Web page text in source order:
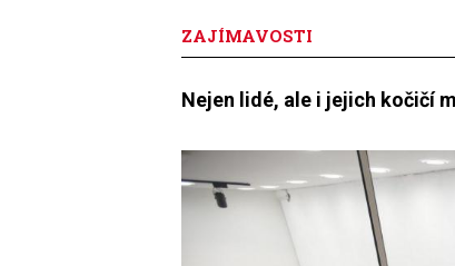
ZAJÍMAVOSTI
Nejen lidé, ale i jejich kočičí